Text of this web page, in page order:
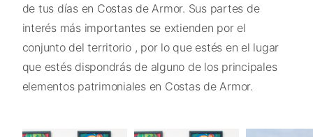
de tus días en Costas de Armor. Sus partes de
interés más importantes se extienden por el
conjunto del territorio , por lo que estés en el lugar
que estés dispondrás de alguno de los principales
elementos patrimoniales en Costas de Armor.